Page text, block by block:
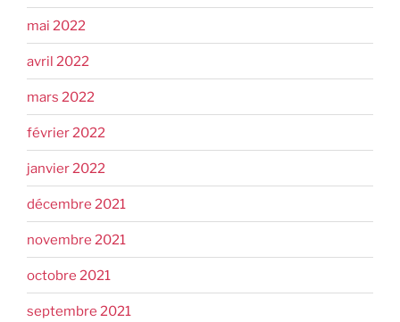
mai 2022
avril 2022
mars 2022
février 2022
janvier 2022
décembre 2021
novembre 2021
octobre 2021
septembre 2021